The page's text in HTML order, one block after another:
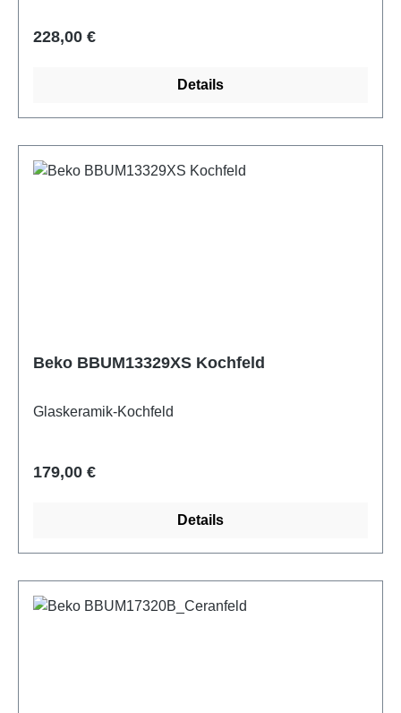
Regulärer Preis:
228,00 €
Details
Beko BBUM13329XS Kochfeld
Glaskeramik-Kochfeld
Regulärer Preis:
179,00 €
Details